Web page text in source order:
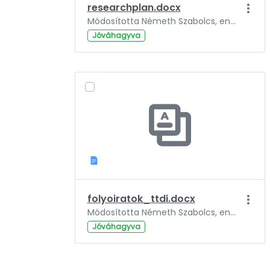
researchplan.docx
Módosította Németh Szabolcs, ennyi ideje: 3 év.
Jóváhagyva
folyoiratok_ttdi.docx
Módosította Németh Szabolcs, ennyi ideje: 3 év.
Jóváhagyva